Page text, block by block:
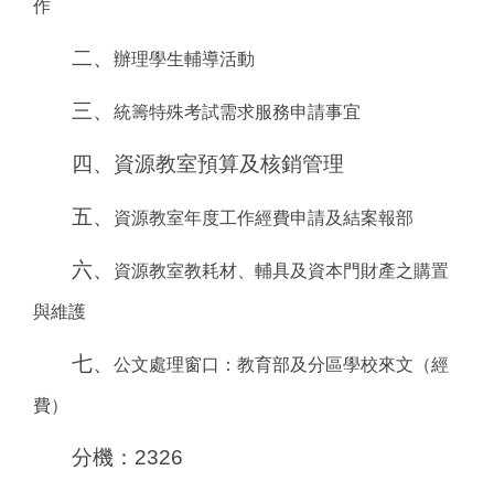
作
二、 辦理學生輔導活動
三、 統籌特殊考試需求服務申請事宜
四、資源教室預算及核銷管理
五、 資源教室年度工作經費申請及結案報部
六、 資源教室教耗材、輔具及資本門財產之購置
與維護
七、 公文處理窗口：教育部及分區學校來文（經
費）
分機：2326